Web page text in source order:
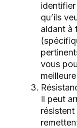
qu’ils
aidant à
vous
Il peut